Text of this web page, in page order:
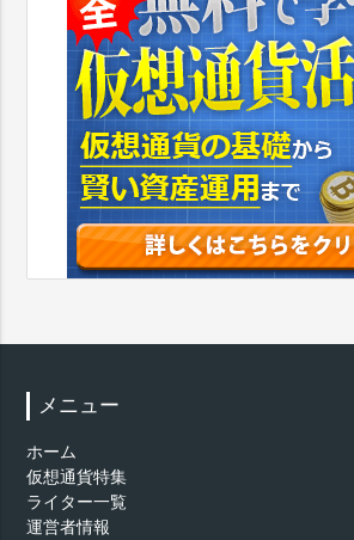
メニュー
ホーム
仮想通貨特集
ライター一覧
運営者情報